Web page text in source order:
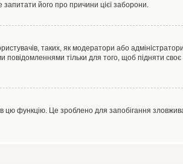
його про причини цієї заборони.
таких, як модератори або
тільки для того, щоб підняти
цю функцію. Це зроблено для запобігання